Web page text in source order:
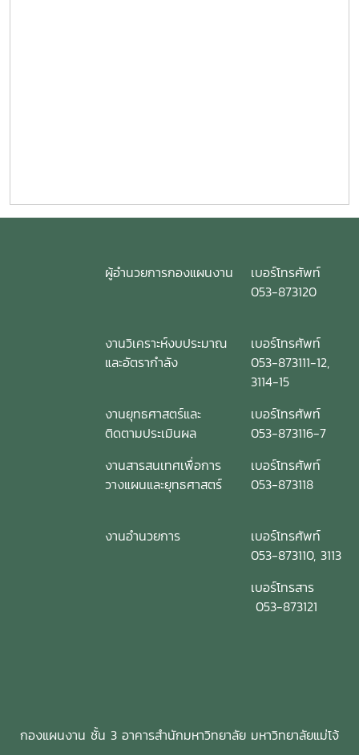
ผู้อำนวยการกองแผนงาน
เบอร์โทรศัพท์
053-873120
งานวิเคราะห์งบประมาณ
และอัตรากำลัง
เบอร์โทรศัพท์
053-873111-12,
3114-15
งานยุทธศาสตร์และ
ติดตามประเมินผล
เบอร์โทรศัพท์
053-873116-7
งานสารสนเทศเพื่อการ
วางแผนและยุทธศาสตร์
เบอร์โทรศัพท์
053-873118
งานอำนวยการ
เบอร์โทรศัพท์
053-873110, 3113
เบอร์โทรสาร
053-873121
กองแผนงาน ชั้น 3 อาคารสำนักมหาวิทยาลัย มหาวิทยาลัยแม่โจ้